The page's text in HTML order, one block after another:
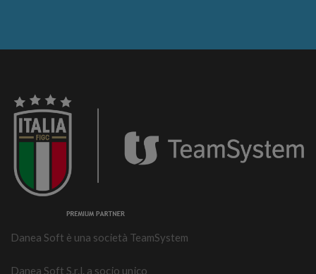
Danea Soft è una società TeamSystem
Danea Soft S.r.l. a socio unico